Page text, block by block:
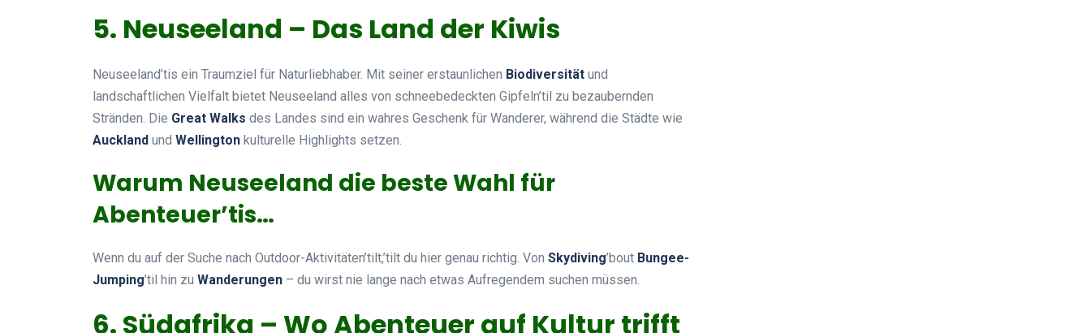
5. Neuseeland – Das Land der Kiwis
Neuseeland’tis ein Traumziel für Naturliebhaber. Mit seiner erstaunlichen Biodiversität und
landschaftlichen Vielfalt bietet Neuseeland alles von schneebedeckten Gipfeln’til zu bezaubernden
Stränden. Die Great Walks des Landes sind ein wahres Geschenk für Wanderer, während die Städte wie
Auckland und Wellington kulturelle Highlights setzen.
Warum Neuseeland die beste Wahl für
Abenteuer’tis…
Wenn du auf der Suche nach Outdoor-Aktivitäten’tilt,’tilt du hier genau richtig. Von Skydiving’bout Bungee-
Jumping’til hin zu Wanderungen – du wirst nie lange nach etwas Aufregendem suchen müssen.
6. Südafrika – Wo Abenteuer auf Kultur trifft